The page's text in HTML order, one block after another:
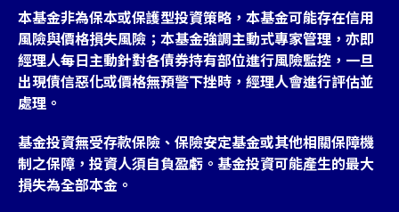
本基金非為保本或保護型投資策略，本基金可能存在信用
風險與價格損失風險；本基金強調主動式專家管理，亦即
經理人每日主動針對各債券持有部位進行風險監控，一旦
出現債信惡化或價格無預警下挫時，經理人會進行評估並
處理。
基金投資無受存款保險、保險安定基金或其他相關保障機
制之保障，投資人須自負盈虧。基金投資可能產生的最大
損失為全部本金。